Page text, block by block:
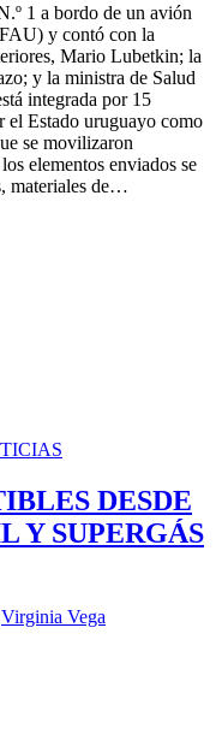
1 a bordo de un avión
y contó con la
Mario Lubetkin; la
y la ministra de Salud
integrada por 15
el Estado uruguayo como
se movilizaron
elementos enviados se
materiales de…
DESDE
Y SUPERGÁS
Virginia Vega